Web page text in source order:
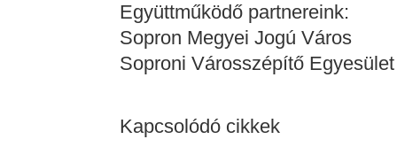
Együttműködő partnereink:
Sopron Megyei Jogú Város
Soproni Városszépítő Egyesület
Kapcsolódó cikkek